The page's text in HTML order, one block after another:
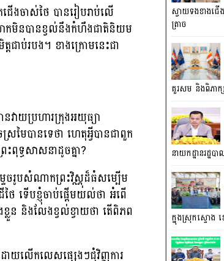
ចាស់ថៃ បានរៀបរាប់លើ
កមិនបានខ្វល់នឹងកំហឹងជាតិនិយម
ជាប់របង។ ខាងក្រោមនេះជា
វាយប្រហារក្រុងអយុធ្យា
មៃបានទេថា ហេតុអ្វីបានជាពួក
ះពុទ្ធសាសនាដូចគ្នា?
ចរូបសំណាកព្រះវិស្ណុដ៏ធំសម្បើម
ទើបខ្ញុំចាប់ផ្តើមយល់ថា អំពើ
ន និងលែងខ្វល់ខ្វាយថា តើពិភព
ោយលើកលេសផ្សេងៗជុំវិញការ
ស្វាយទងខាងជ
ត្រាច
គួរសម និងពិភាក្ស
នាយកដ្ឋានរដ្ឋប
ក្នុងស្រុកស្ទោង